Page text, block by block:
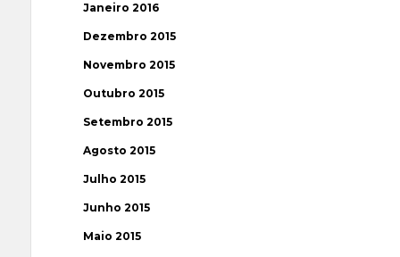
Janeiro 2016
Dezembro 2015
Novembro 2015
Outubro 2015
Setembro 2015
Agosto 2015
Julho 2015
Junho 2015
Maio 2015